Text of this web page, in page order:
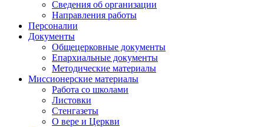
Сведения об организации
Направления работы
Персоналии
Документы
Общецерковные документы
Епархиальные документы
Методические материалы
Миссионерские материалы
Работа со школами
Листовки
Стенгазеты
О вере и Церкви